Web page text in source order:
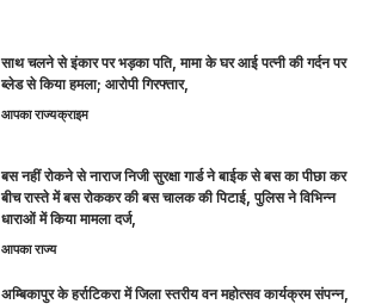
साथ चलने से इंकार पर भड़का पति, मामा के घर आई पत्नी की गर्दन पर
ब्लेड से किया हमला; आरोपी गिरफ्तार,
आपका राज्यक्राइम
बस नहीं रोकने से नाराज निजी सुरक्षा गार्ड ने बाईक से बस का पीछा कर
बीच रास्ते में बस रोककर की बस चालक की पिटाई, पुलिस ने विभिन्न
धाराओं में किया मामला दर्ज,
आपका राज्य
अम्बिकापुर के हर्राटिकरा में जिला स्तरीय वन महोत्सव कार्यक्रम संपन्न,